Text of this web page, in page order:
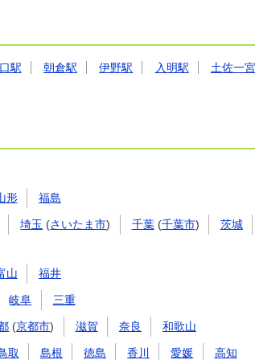
駅 朝倉駅 伊野駅 入明駅
土佐一
形 福島
埼玉 (さいたま市) 千葉(千葉市) 茨城
山 福井
岐阜 三重
(京都市) 滋賀 奈良 和歌山
取 島根 徳島 香川 愛媛 高知